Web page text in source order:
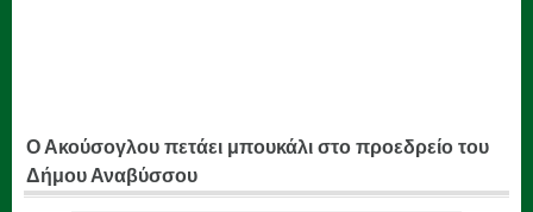
Ο Ακούσογλου πετάει μπουκάλι στο προεδρείο του
Δήμου Αναβύσσου